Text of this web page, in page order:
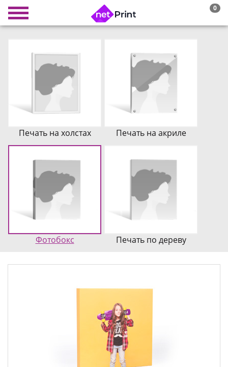
0
Печать на холстах Печать на акриле
Фотобокс Печать по дереву